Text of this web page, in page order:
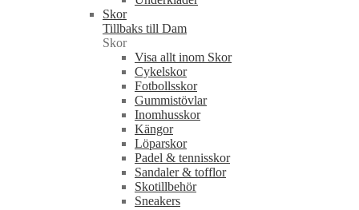
Skor
Tillbaks till Dam
Skor
Visa allt inom Skor
Cykelskor
Fotbollsskor
Gummistövlar
Inomhusskor
Kängor
Löparskor
Padel & tennisskor
Sandaler & tofflor
Skotillbehör
Sneakers